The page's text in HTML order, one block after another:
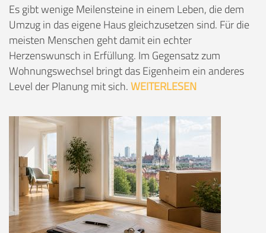
Es gibt wenige Meilensteine in einem Leben, die dem
Umzug in das eigene Haus gleichzusetzen sind. Für die
meisten Menschen geht damit ein echter
Herzenswunsch in Erfüllung. Im Gegensatz zum
Wohnungswechsel bringt das Eigenheim ein anderes
Level der Planung mit sich.WEITERLESEN